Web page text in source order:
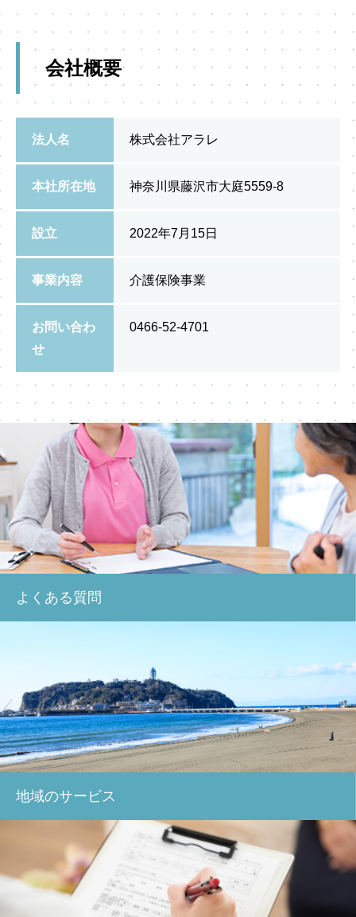
会社概要
法人名 株式会社アラレ
本社所在地 神奈川県藤沢市大庭5559‐8
設立 2022年7月15日
事業内容 介護保険事業
お問い合わ
せ
0466‐52‐4701
よくある質問
地域のサービス